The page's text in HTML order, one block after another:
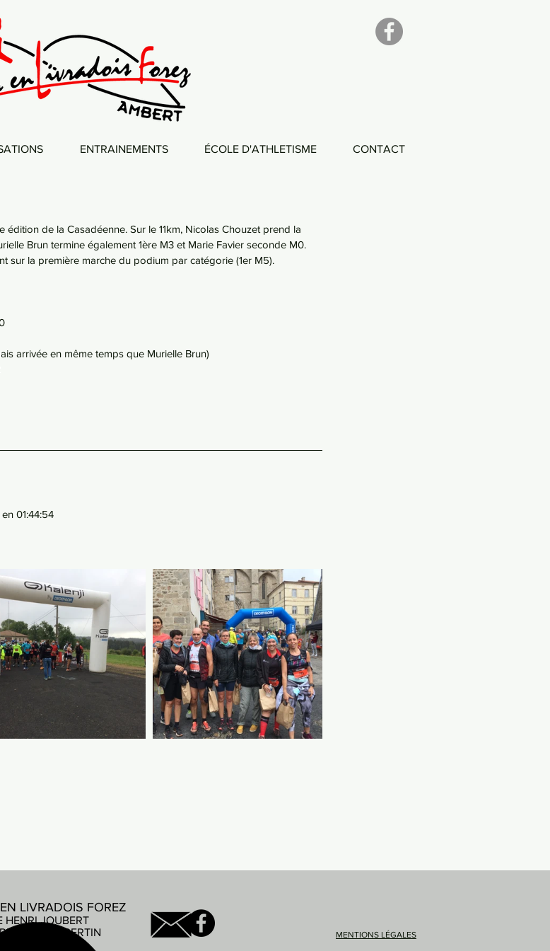
ENTRAINEMENTS ÉCOLE D'ATHLETISME CONTACT
de la Casadéenne. Sur le 11km, Nicolas Chouzet prend la
Brun termine également 1ère M3 et Marie Favier seconde M0.
sur la première marche du podium par catégorie (1er M5).
arrivée en même temps que Murielle Brun)
01:44:54
LIVRADOIS FOREZ
HENRI JOUBERT
DE COUBERTIN
MENTIONS LÉGALES